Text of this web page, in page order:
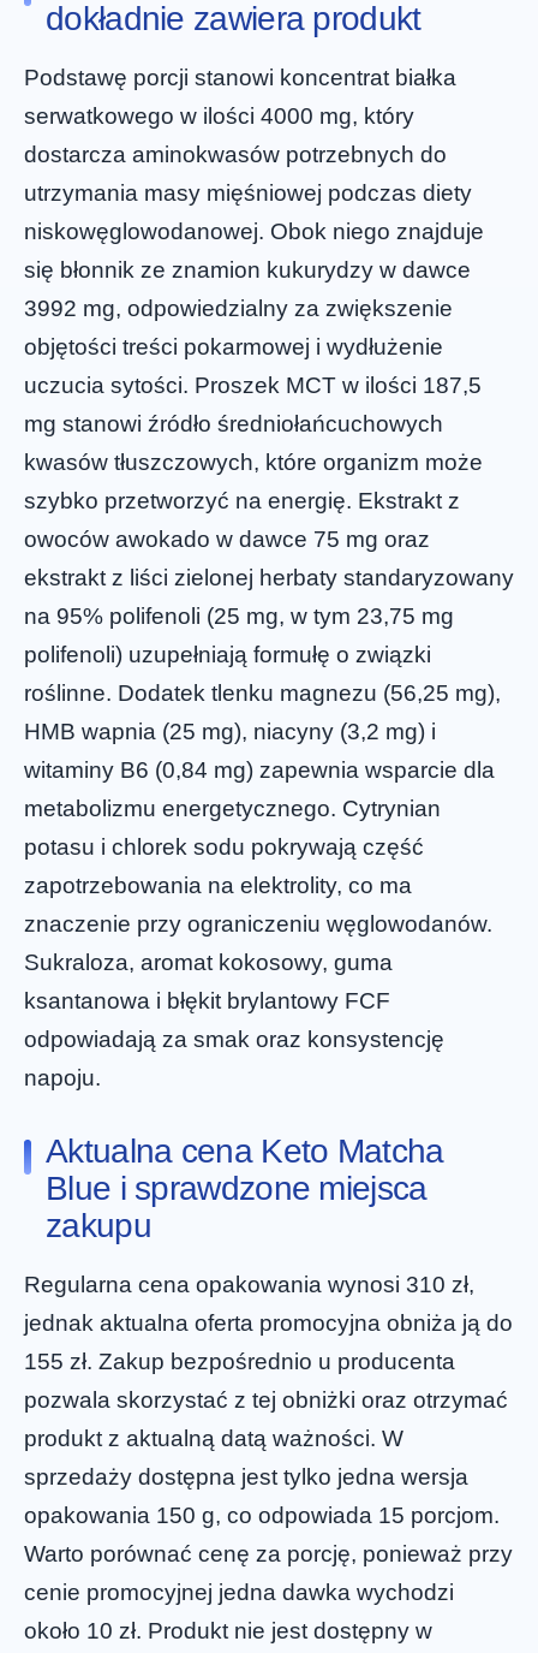
dokładnie zawiera produkt
Podstawę porcji stanowi koncentrat białka
serwatkowego w ilości 4000 mg, który
dostarcza aminokwasów potrzebnych do
utrzymania masy mięśniowej podczas diety
niskowęglowodanowej. Obok niego znajduje
się błonnik ze znamion kukurydzy w dawce
3992 mg, odpowiedzialny za zwiększenie
objętości treści pokarmowej i wydłużenie
uczucia sytości. Proszek MCT w ilości 187,5
mg stanowi źródło średniołańcuchowych
kwasów tłuszczowych, które organizm może
szybko przetworzyć na energię. Ekstrakt z
owoców awokado w dawce 75 mg oraz
ekstrakt z liści zielonej herbaty standaryzowany
na 95% polifenoli (25 mg, w tym 23,75 mg
polifenoli) uzupełniają formułę o związki
roślinne. Dodatek tlenku magnezu (56,25 mg),
HMB wapnia (25 mg), niacyny (3,2 mg) i
witaminy B6 (0,84 mg) zapewnia wsparcie dla
metabolizmu energetycznego. Cytrynian
potasu i chlorek sodu pokrywają część
zapotrzebowania na elektrolity, co ma
znaczenie przy ograniczeniu węglowodanów.
Sukraloza, aromat kokosowy, guma
ksantanowa i błękit brylantowy FCF
odpowiadają za smak oraz konsystencję
napoju.
Aktualna cena Keto Matcha
Blue i sprawdzone miejsca
zakupu
Regularna cena opakowania wynosi 310 zł,
jednak aktualna oferta promocyjna obniża ją do
155 zł. Zakup bezpośrednio u producenta
pozwala skorzystać z tej obniżki oraz otrzymać
produkt z aktualną datą ważności. W
sprzedaży dostępna jest tylko jedna wersja
opakowania 150 g, co odpowiada 15 porcjom.
Warto porównać cenę za porcję, ponieważ przy
cenie promocyjnej jedna dawka wychodzi
około 10 zł. Produkt nie jest dostępny w